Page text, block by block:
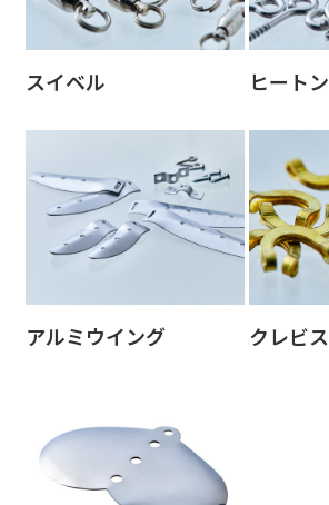
スイベル ヒートン
アルミウイング クレビス